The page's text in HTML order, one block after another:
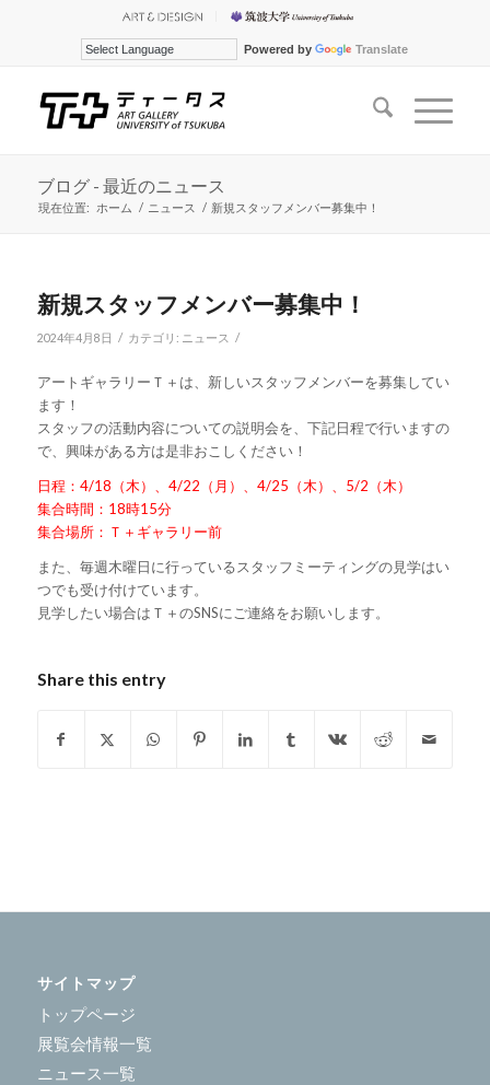
Powered by Translate
ブログ - 最近のニュース
現在位置: ホーム / ニュース / 新規スタッフメンバー募集中！
新規スタッフメンバー募集中！
2024年4月8日 / カテゴリ: ニュース /
アートギャラリーＴ＋は、新しいスタッフメンバーを募集してい
ます！
スタッフの活動内容についての説明会を、下記日程で行いますの
で、興味がある方は是非おこしください！
日程：4/18（木）、4/22（月）、4/25（木）、5/2（木）
集合時間：18時15分
集合場所：Ｔ＋ギャラリー前
また、毎週木曜日に行っているスタッフミーティングの見学はい
つでも受け付けています。
見学したい場合はＴ＋のSNSにご連絡をお願いします。
Share this entry
サイトマップ
トップページ
展覧会情報一覧
ニュース一覧